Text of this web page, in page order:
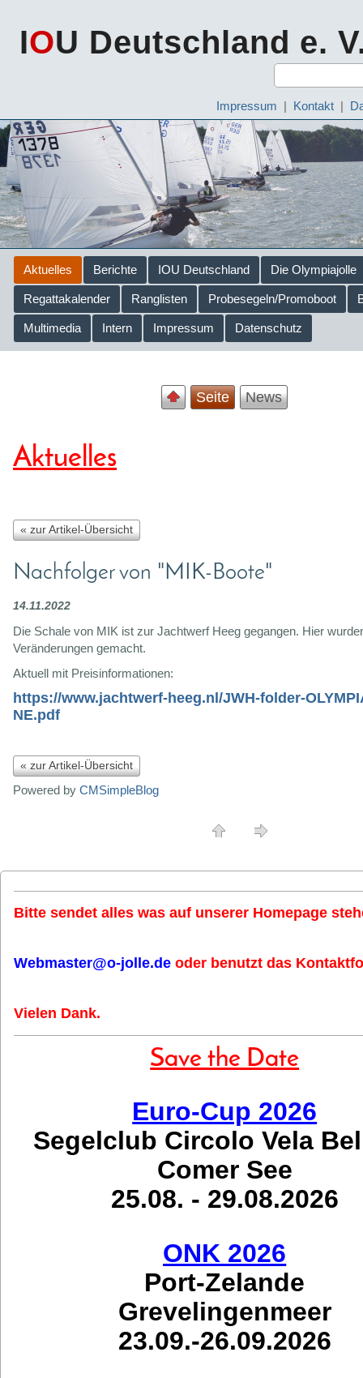
IOU Deutschland e.
Impressum | Kontakt |
Aktuelles Berichte IOU Deutschland Die Olympiajolle
Regattakalender Ranglisten Probesegeln/Promoboot
Multimedia Intern Impressum Datenschutz
Seite News
Aktuelles
« zur Artikel-Übersicht
Nachfolger von "MIK-Boote"
14.11.2022
Die Schale von MIK ist zur Jachtwerf Heeg gegangen. Hier
Veränderungen gemacht.
Aktuell mit Preisinformationen:
https://www.jachtwerf-heeg.nl/JWH-folder-
NE.pdf
« zur Artikel-Übersicht
Powered by CMSimpleBlog
Bitte sendet alles was auf unserer Homepage
Webmaster@o-jolle.de oder benutzt das
Vielen Dank.
Save the Date
Euro-Cup 2026
Segelclub Circolo Vela
Comer See
25.08. - 29.08.2026
ONK 2026
Port-Zelande
Grevelingenmeer
23.09.-26.09.2026